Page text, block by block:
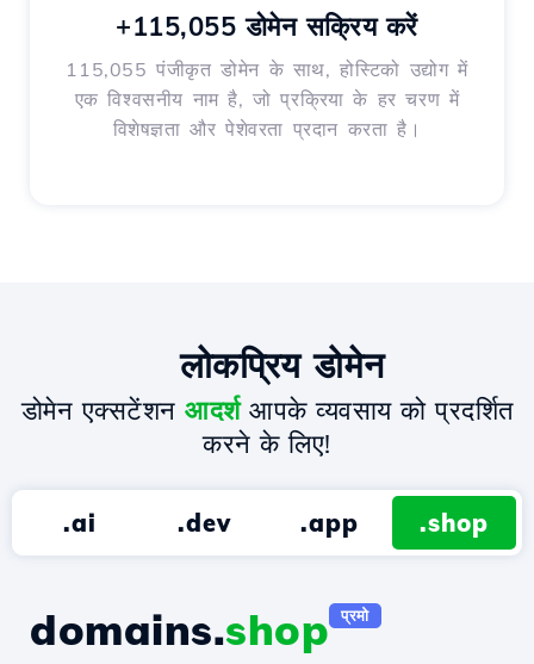
+115,055 डोमेन सक्रिय करें
115,055 पंजीकृत डोमेन के साथ, होस्टिको उद्योग में
एक विश्वसनीय नाम है, जो प्रक्रिया के हर चरण में
विशेषज्ञता और पेशेवरता प्रदान करता है।
लोकप्रिय डोमेन
डोमेन एक्सटेंशन आदर्शआपके व्यवसाय को प्रदर्शित
करने के लिए!
.ai .dev .app .shop
domains.shop प्रमो